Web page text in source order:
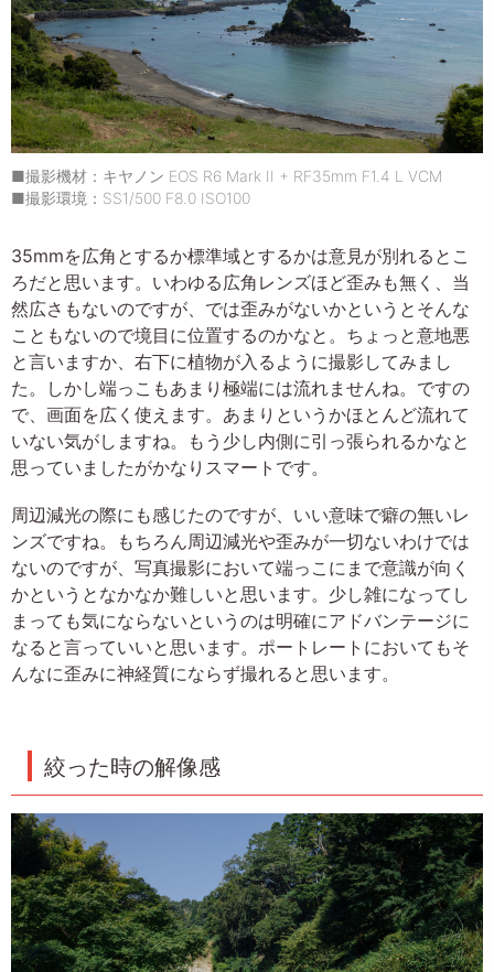
■撮影機材：キヤノン EOS R6 Mark II + RF35mm F1.4 L VCM
■撮影環境：SS1/500 F8.0 ISO100
35mmを広角とするか標準域とするかは意見が別れるとこ
ろだと思います。いわゆる広角レンズほど歪みも無く、当
然広さもないのですが、では歪みがないかというとそんな
こともないので境目に位置するのかなと。ちょっと意地悪
と言いますか、右下に植物が入るように撮影してみまし
た。しかし端っこもあまり極端には流れませんね。ですの
で、画面を広く使えます。あまりというかほとんど流れて
いない気がしますね。もう少し内側に引っ張られるかなと
思っていましたがかなりスマートです。
周辺減光の際にも感じたのですが、いい意味で癖の無いレ
ンズですね。もちろん周辺減光や歪みが一切ないわけでは
ないのですが、写真撮影において端っこにまで意識が向く
かというとなかなか難しいと思います。少し雑になってし
まっても気にならないというのは明確にアドバンテージに
なると言っていいと思います。ポートレートにおいてもそ
んなに歪みに神経質にならず撮れると思います。
絞った時の解像感